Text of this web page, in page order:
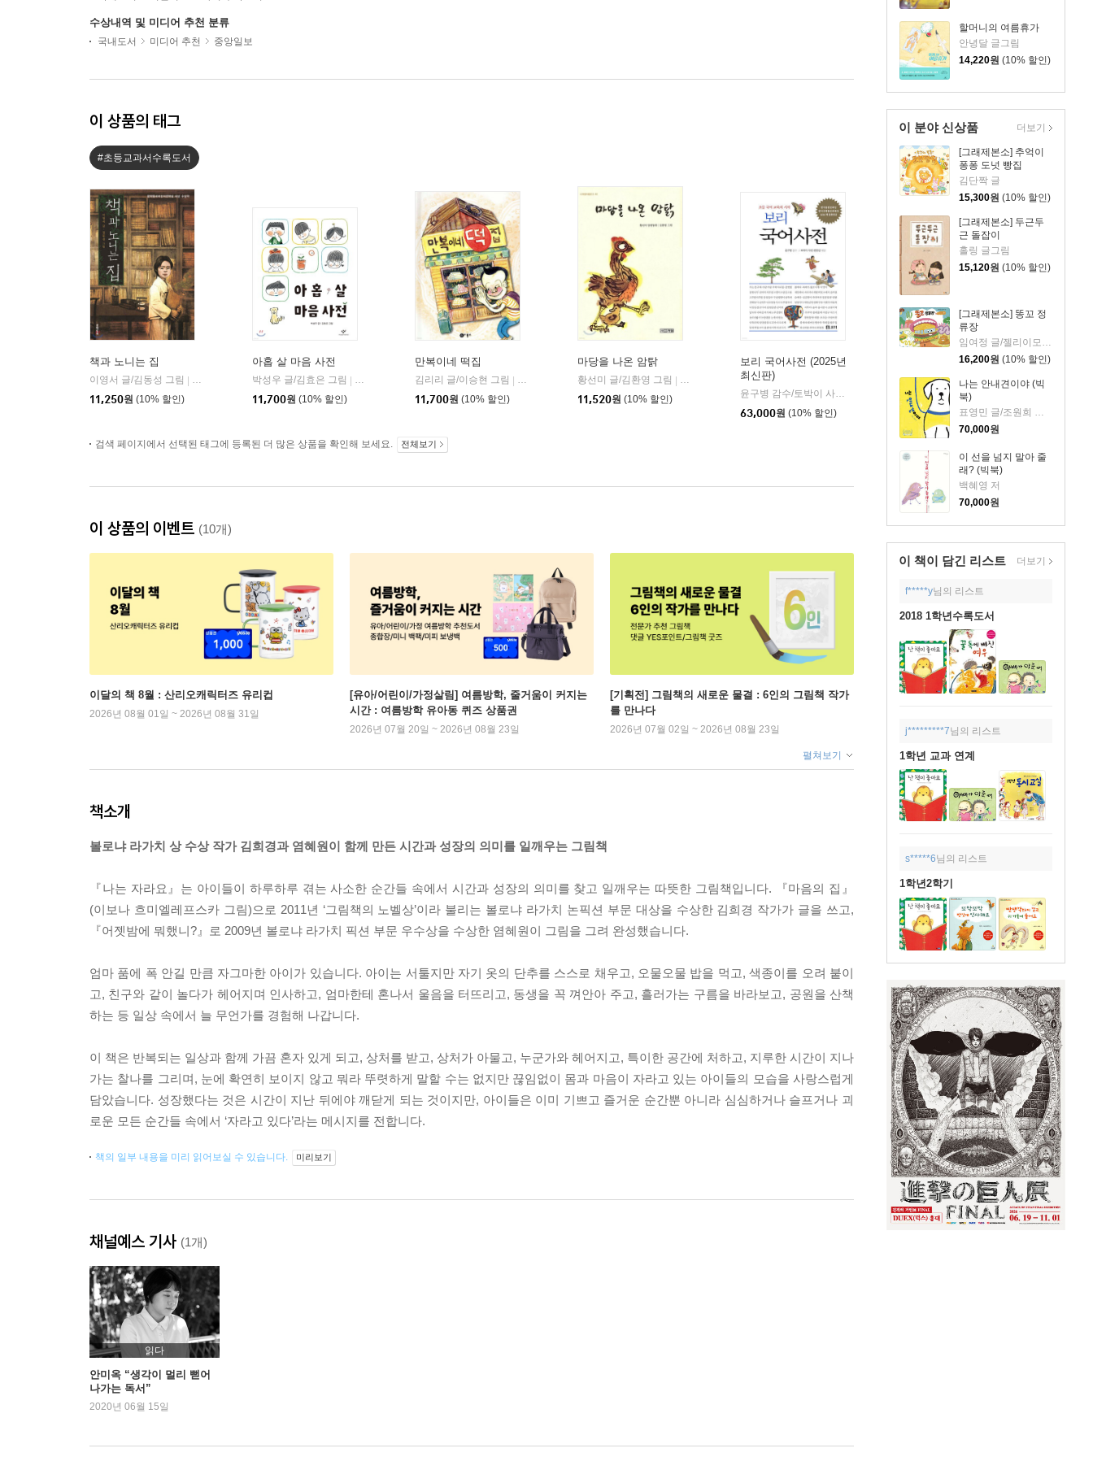
할머니의 여름휴가
안녕달 글그림
14,220원 (10% 할인)
이 분야 신상품
[그래제본소] 추억이
퐁퐁 도넛 빵집
김단짝 글
15,300원 (10% 할인)
[그래제본소] 두근두
근 돌잡이
홀링 글그림
15,120원 (10% 할인)
[그래제본소] 똥꼬 정
류장
16,200원 (10% 할인)
나는 안내견이야 (빅
북)
70,000원
이 선을 넘지 말아 줄
래? (빅북)
백혜영 저
70,000원
더보기
이 책이 담긴 리스트 더보기
f*****y님의 리스트
2018 1학년수록도서
j*********7님의 리스트
1학년 교과 연계
s*****6님의 리스트
1학년2학기
수상내역 및 미디어 추천 분류
국내도서 미디어 추천 중앙일보
이 상품의 태그
#초등교과서수록도서
책과 노니는 집
이영서 글/김동성 그림
문학동네
11,250원 (10% 할인)
아홉 살 마음 사전
박성우 글/김효은 그림
창비
11,700원 (10% 할인)
만복이네 떡집
김리리 글/이승현 그림
비룡소
11,700원 (10% 할인)
마당을 나온 암탉
황선미 글/김환영 그림
사계절
11,520원 (10% 할인)
보리 국어사전 (2025년
최신판)
윤구병 감수/토박이 사전 편찬실 편
보리
63,000원 (10% 할인)
검색 페이지에서 선택된 태그에 등록된 더 많은 상품을 확인해 보세요. 전체보기
이 상품의 이벤트 (10개)
이달의 책 8월 : 산리오캐릭터즈 유리컵
2026년 08월 01일 ~ 2026년 08월 31일
[유아/어린이/가정살림] 여름방학, 줄거움이 커지는
시간 : 여름방학 유아동 퀴즈 상품권
2026년 07월 20일 ~ 2026년 08월 23일
[기획전] 그림책의 새로운 물결 : 6인의 그림책 작가
를 만나다
2026년 07월 02일 ~ 2026년 08월 23일
펼쳐보기
책소개
볼로냐 라가치 상 수상 작가 김희경과 염혜원이 함께 만든 시간과 성장의 의미를 일깨우는 그림책
『나는 자라요』는 아이들이 하루하루 겪는 사소한 순간들 속에서 시간과 성장의 의미를 찾고 일깨우는 따뜻한 그림책입니다. 『마음의 집』
(이보나 흐미엘레프스카 그림)으로 2011년 ‘그림책의 노벨상’이라 불리는 볼로냐 라가치 논픽션 부문 대상을 수상한 김희경 작가가 글을 쓰고,
『어젯밤에 뭐했니?』로 2009년 볼로냐 라가치 픽션 부문 우수상을 수상한 염혜원이 그림을 그려 완성했습니다.
엄마 품에 폭 안길 만큼 자그마한 아이가 있습니다. 아이는 서툴지만 자기 옷의 단추를 스스로 채우고, 오물오물 밥을 먹고, 색종이를 오려 붙이
고, 친구와 같이 놀다가 헤어지며 인사하고, 엄마한테 혼나서 울음을 터뜨리고, 동생을 꼭 껴안아 주고, 흘러가는 구름을 바라보고, 공원을 산책
하는 등 일상 속에서 늘 무언가를 경험해 나갑니다.
이 책은 반복되는 일상과 함께 가끔 혼자 있게 되고, 상처를 받고, 상처가 아물고, 누군가와 헤어지고, 특이한 공간에 처하고, 지루한 시간이 지나
가는 찰나를 그리며, 눈에 확연히 보이지 않고 뭐라 뚜렷하게 말할 수는 없지만 끊임없이 몸과 마음이 자라고 있는 아이들의 모습을 사랑스럽게
담았습니다. 성장했다는 것은 시간이 지난 뒤에야 깨닫게 되는 것이지만, 아이들은 이미 기쁘고 즐거운 순간뿐 아니라 심심하거나 슬프거나 괴
로운 모든 순간들 속에서 ‘자라고 있다’라는 메시지를 전합니다.
책의 일부 내용을 미리 읽어보실 수 있습니다. 미리보기
채널예스 기사 (1개)
읽다
안미옥 “생각이 멀리 뻗어
나가는 독서”
2020년 06월 15일